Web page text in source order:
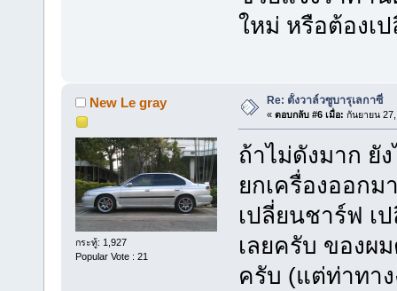
ใหม่ หรือต้องเ
New Le gray
กระทู้: 1,927
Popular Vote : 21
Re: ตั้งวาล์วซูบารุเลกาซี่
« ตอบกลับ #6 เมื่อ: กันยายน
ถ้าไม่ดังมาก ยั
ยกเครื่องออก
เปลี่ยนชาร์ฟ เ
เลยครับ ของผ
ครับ (แต่ท่าทา